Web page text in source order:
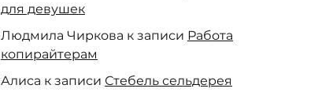
для девушек
Людмила Чиркова к записи Работа
копирайтерам
Алиса к записи Стебель сельдерея